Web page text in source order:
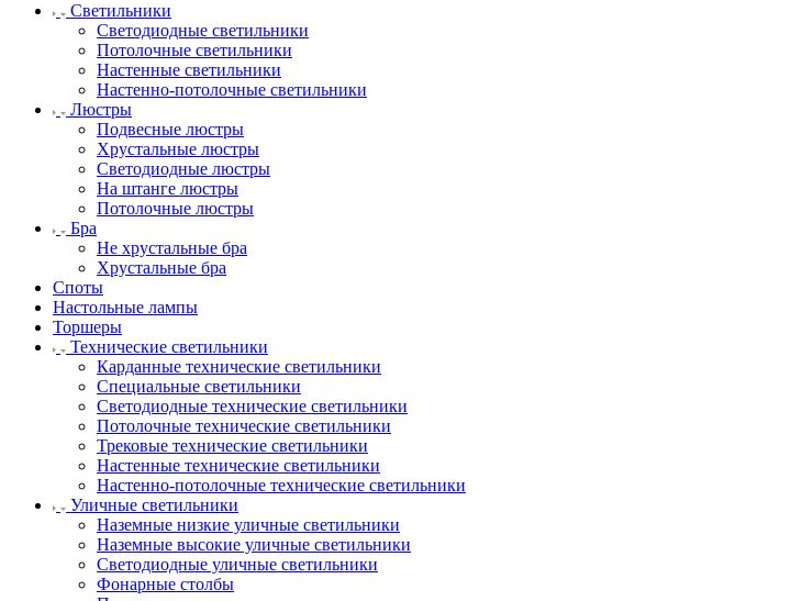
Светильники
Светодиодные светильники
Потолочные светильники
Настенные светильники
Настенно-потолочные светильники
Люстры
Подвесные люстры
Хрустальные люстры
Светодиодные люстры
На штанге люстры
Потолочные люстры
Бра
Не хрустальные бра
Хрустальные бра
Споты
Настольные лампы
Торшеры
Технические светильники
Карданные технические светильники
Специальные светильники
Светодиодные технические светильники
Потолочные технические светильники
Трековые технические светильники
Настенные технические светильники
Настенно-потолочные технические светильники
Уличные светильники
Наземные низкие уличные светильники
Наземные высокие уличные светильники
Светодиодные уличные светильники
Фонарные столбы